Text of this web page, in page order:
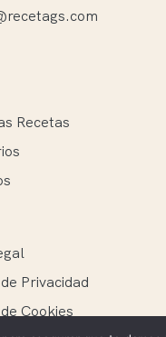
Recetas
Privacidad
Cookies